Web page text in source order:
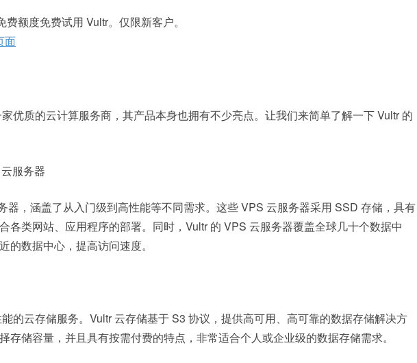
费额度免费试用 Vultr。仅限新客户。
面
优质的云计算服务商，其产品本身也拥有不少亮点。让我们来简单了解一下 Vultr 的
服务器
器，涵盖了从入门级到高性能等不同需求。这些 VPS 云服务器采用 SSD 存储，具有
各类网站、应用程序的部署。同时，Vultr 的 VPS 云服务器覆盖全球几十个数据中
的数据中心，提高访问速度。
的云存储服务。Vultr 云存储基于 S3 协议，提供高可用、高可靠的数据存储解决方
存储容量，并且具有按需付费的特点，非常适合个人或企业级的数据存储需求。